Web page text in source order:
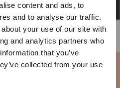
content and ads, to
and to analyse our traffic.
your use of our site with
and analytics partners who
that you’ve
collected from your use
pagina in uw browser te